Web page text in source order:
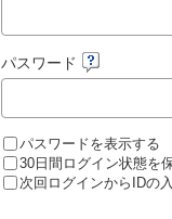
パスワード
パスワードを表示する
30日間ログイン状態を
次回ログインからIDの